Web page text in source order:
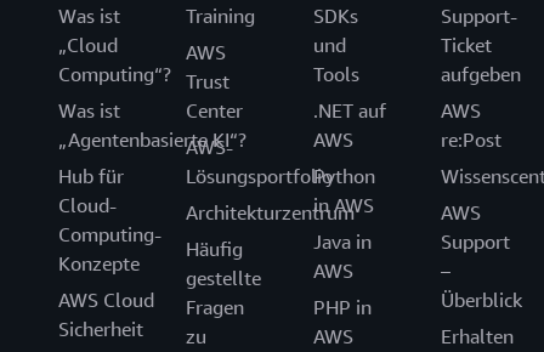
Was ist
„Cloud
Computing“?
Was ist
„Agentenbasierte KI“?
Hub für
Cloud-
Computing-
Konzepte
AWS Cloud
Sicherheit
Training
AWS
Trust
Center
AWS-
Lösungsportfolio
Architekturzentrum
Häufig
gestellte
Fragen
zu
SDKs
und
Tools
.NET auf
AWS
Python
in AWS
Java in
AWS
PHP in
AWS
Support-
Ticket
aufgeben
AWS
re:Post
AWS
Support
–
Überblick
Erhalten